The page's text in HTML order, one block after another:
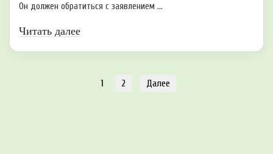
Он должен обратиться с заявлением ...
Читать далее
1 2 Далее